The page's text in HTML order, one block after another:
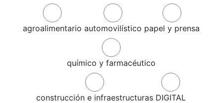
agroalimentario automovilístico papel y prensa
químico y farmacéutico
construcción e infraestructuras DIGITAL